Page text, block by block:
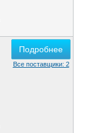
Подробнее
Все поставщики: 2